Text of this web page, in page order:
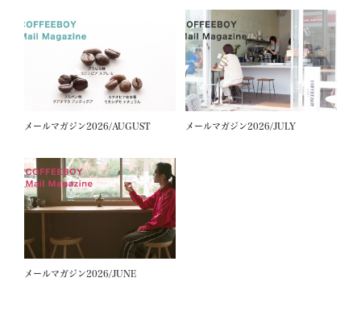
メールマガジン2026/AUGUST メールマガジン2026/JULY
メールマガジン2026/JUNE